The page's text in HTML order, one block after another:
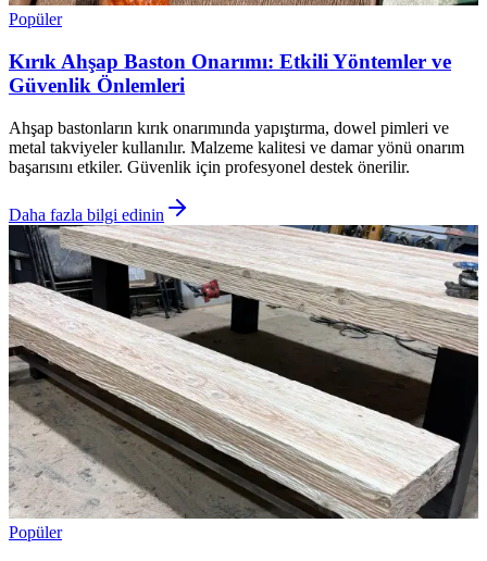
Popüler
Kırık Ahşap Baston Onarımı: Etkili Yöntemler ve
Güvenlik Önlemleri
Ahşap bastonların kırık onarımında yapıştırma, dowel pimleri ve
metal takviyeler kullanılır. Malzeme kalitesi ve damar yönü onarım
başarısını etkiler. Güvenlik için profesyonel destek önerilir.
Daha fazla bilgi edinin
Popüler